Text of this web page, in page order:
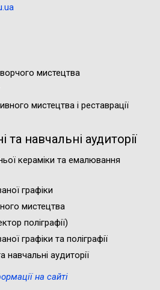
мистецтва
мистецтва і реставрації
та навчальні аудиторії
кераміки та емалювання
графіки
мистецтва
поліграфії)
графіки та поліграфії
навчальні аудиторії
на сайті